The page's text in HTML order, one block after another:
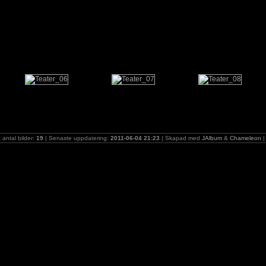
antal bilder: 19 | Senaste uppdatering: 2011-06-04 21:23 | Skapad med JAlbum & Chameleon |